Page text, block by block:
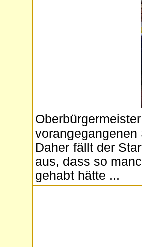
Daher fällt der
aus, dass so
gehabt hätte ...